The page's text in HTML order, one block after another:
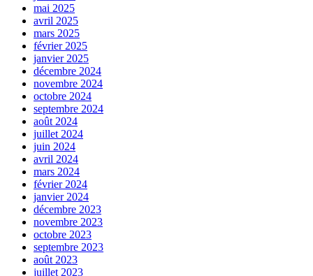
mai 2025
avril 2025
mars 2025
février 2025
janvier 2025
décembre 2024
novembre 2024
octobre 2024
septembre 2024
août 2024
juillet 2024
juin 2024
avril 2024
mars 2024
février 2024
janvier 2024
décembre 2023
novembre 2023
octobre 2023
septembre 2023
août 2023
juillet 2023